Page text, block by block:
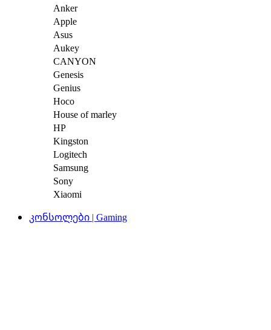
Anker
Apple
Asus
Aukey
CANYON
Genesis
Genius
Hoco
House of marley
HP
Kingston
Logitech
Samsung
Sony
Xiaomi
კონსოლები | Gaming